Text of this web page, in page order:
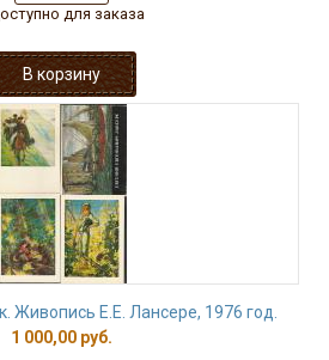
для заказа
Живопись Е.Е. Лансере, 1976 год.
1 000,00 руб.